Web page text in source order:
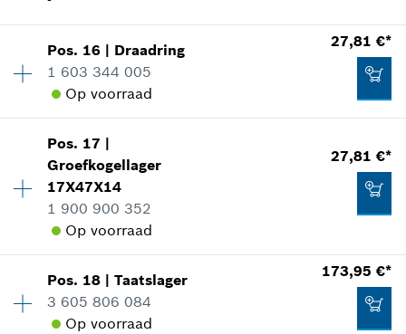
2,02 €*
In weergave tonen
2,02 €*
Prijs incl. BTW
Aan winkelwagen toevoegen
Prijsgroep:-
reserveonderdelen informatie
-
Aan winkelwagen toevoegen
Pos. 16 | Draadring
1 603 344 005
Op voorraad
27,81 €*
Beschikbaarheid
Prijsgroep:32
reserveonderdelen informatie
Toepassingsinstructie
In weergave tonen
Pos. 17 |
Groefkogellager
17X47X14
1 900 900 352
Op voorraad
27,81 €*
Beschikbaarheid 1
Prijsgroep :32
reserveonderdelen informatie
Pos. 18 |Taatslager
3 605 806 084
Op voorraad
173,95 €*